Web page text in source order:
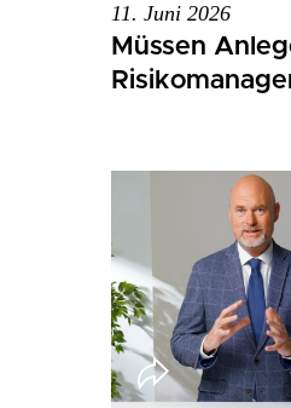
11. Juni 2026
Müssen